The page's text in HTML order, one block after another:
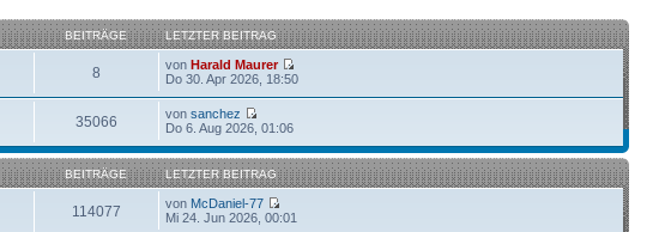
BEITRÄGE LETZTER BEITRAG
8 vonHarald Maurer
Do 30. Apr 2026, 18:50
35066 vonsanchez
Do 6. Aug 2026, 01:06
BEITRÄGE LETZTER BEITRAG
114077 von McDaniel-77
Mi 24. Jun 2026, 00:01